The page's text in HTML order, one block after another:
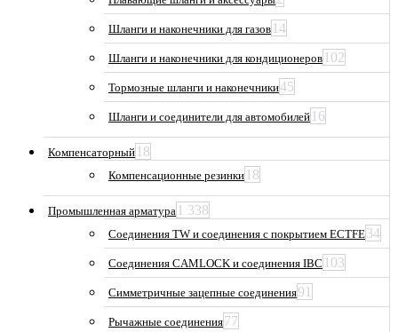
Шланги и наконечники для газов 14
Шланги и наконечники для кондиционеров 102
Тормозные шланги и наконечники45
Шланги и соединители для автомобилей 16
Компенсаторный 18
Компенсационные резинки 18
Промышленная арматура 1 338
Соединения TW и соединения с покрытием ECTFE34
Соединения CAMLOCK и соединения IBC 103
Симметричные зацепные соединения91
Рычажные соединения77